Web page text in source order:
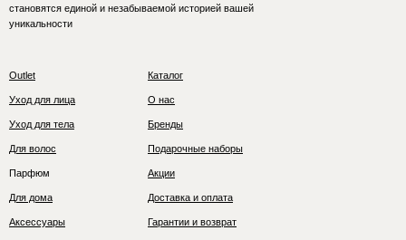
Outlet
становятся единой и незабываемой историей вашей
уникальности
Уход для лица
Уход для тела
Для волос
Парфюм
Для дома
Аксессуары
Каталог
О нас
Бренды
Подарочные наборы
Акции
Доставка и оплата
Гарантии и возврат